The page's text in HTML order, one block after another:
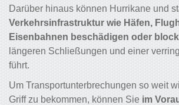
Darüber hinaus können Hurrikane und
Verkehrsinfrastruktur wie Häfen,
Eisenbahnen beschädigen oder
längeren Schließungen und einer
führt.
Um Transportunterbrechungen so weit
Griff zu bekommen, können Sie im